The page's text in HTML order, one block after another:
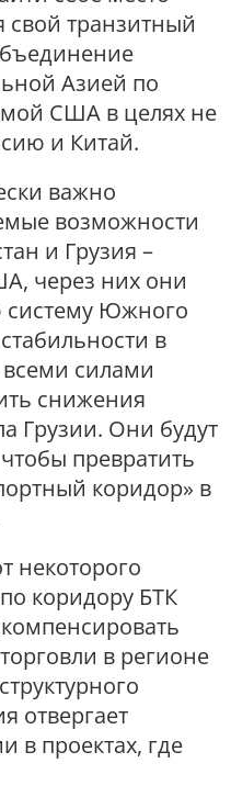
транзитный
Азией по
США в целях не
и Китай.
важно
возможности
и Грузия –
через них они
систему Южного
в
силами
снижения
Грузии. Они будут
превратить
коридор» в
некоторого
коридору БТК
в регионе
отвергает
в проектах, где